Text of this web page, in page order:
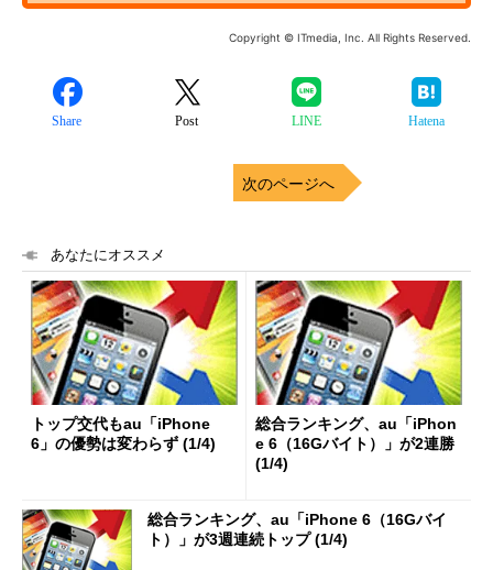
Copyright © ITmedia, Inc. All Rights Reserved.
Share Post LINE Hatena
次のページへ
あなたにオススメ
トップ交代もau「iPhone
6」の優勢は変わらず (1/4)
総合ランキング、au「iPhon
e 6（16Gバイト）」が2連勝
(1/4)
総合ランキング、au「iPhone 6（16Gバイ
ト）」が3週連続トップ (1/4)